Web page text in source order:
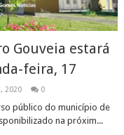
Gouveia estará
feira, 17
2020 0
público do município de
na próxim...